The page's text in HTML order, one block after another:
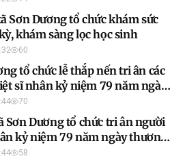
Sơn Dương tổ chức khám sức
khám sàng lọc học sinh
60
tổ chức lễ thắp nến tri ân các
sĩ nhân kỷ niệm 79 năm ngày
- liệt sĩ (27/7/1947 - 27/7/2026)
70
Sơn Dương tổ chức tri ân người
kỷ niệm 79 năm ngày thương
7/1947 - 27/7/2026)
58